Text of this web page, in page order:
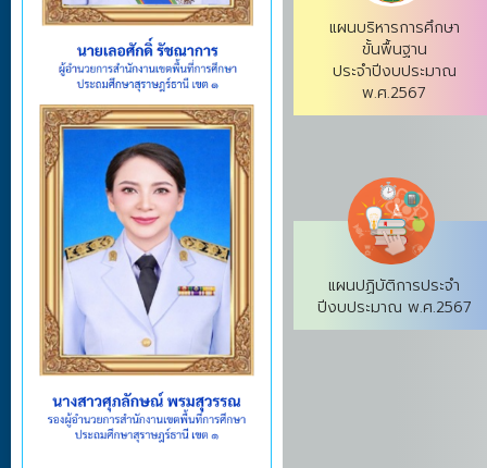
แผนบริหารการศึกษา
ขั้นพื้นฐาน
ประจำปีงบประมาณ
พ.ศ.2567
แผนปฏิบัติการประจำ
ปีงบประมาณ พ.ศ.2567